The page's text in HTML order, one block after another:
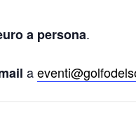
a persona.
a